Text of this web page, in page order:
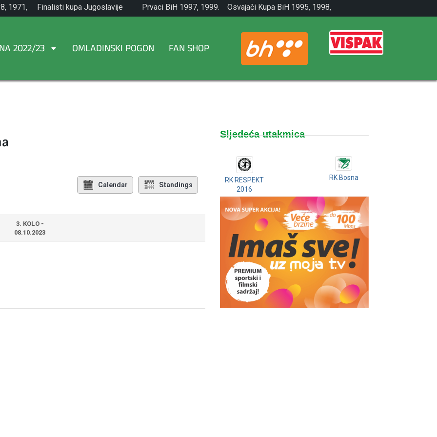
1971,
Finalisti kupa Jugoslavije
1965.
Prvaci BiH 1997, 1999.
Osvajači Kupa BiH 1995, 1998,
2001.
2022/23 OMLADINSKI POGON FAN SHOP
Calendar Standings
3. KOLO -
08.10.2023
Sljedeća utakmica
RK RESPEKT
2016
RK Bosna